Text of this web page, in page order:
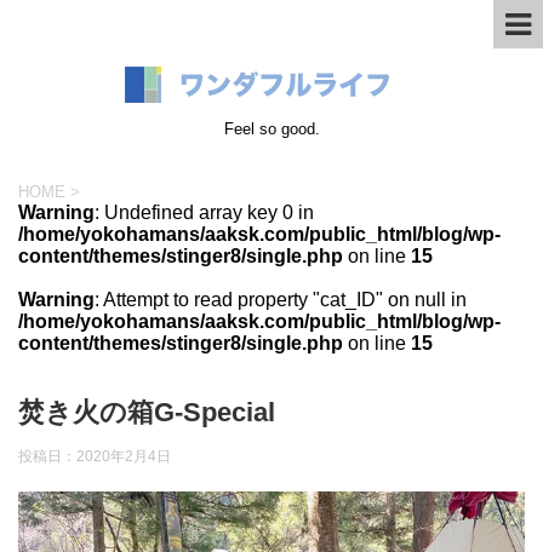
Feel so good.
HOME >
Warning: Undefined array key 0 in
/home/yokohamans/aaksk.com/public_html/blog/wp-
content/themes/stinger8/single.php on line 15
Warning: Attempt to read property "cat_ID" on null in
/home/yokohamans/aaksk.com/public_html/blog/wp-
content/themes/stinger8/single.php on line 15
焚き火の箱G-Special
投稿日： 2020年2月4日